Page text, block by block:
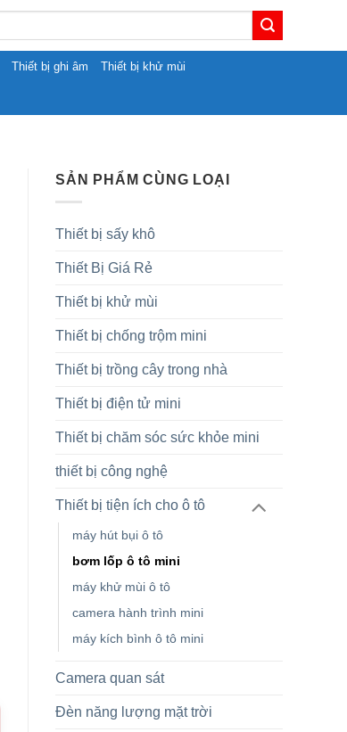
Thiết bị ghi âm Thiết bị khử mùi
SẢN PHẨM CÙNG LOẠI
Thiết bị sấy khô
Thiết Bị Giá Rẻ
Thiết bị khử mùi
Thiết bị chống trộm mini
Thiết bị trồng cây trong nhà
Thiết bị điện tử mini
Thiết bị chăm sóc sức khỏe mini
thiết bị công nghệ
Thiết bị tiện ích cho ô tô
máy hút bụi ô tô
bơm lốp ô tô mini
máy khử mùi ô tô
camera hành trình mini
máy kích bình ô tô mini
Camera quan sát
Đèn năng lượng mặt trời